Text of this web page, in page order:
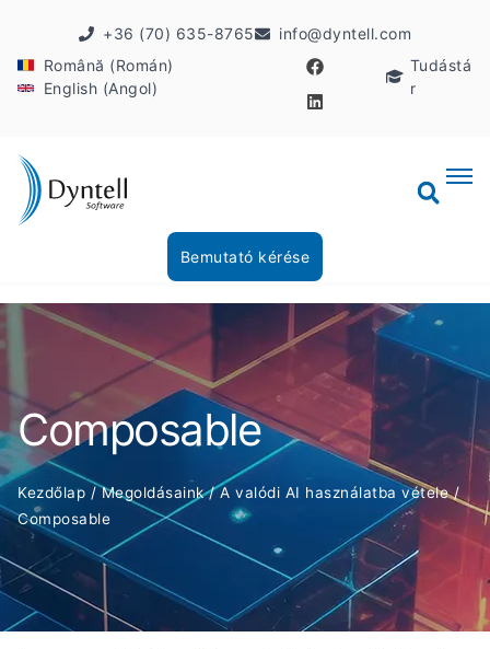
+36 (70) 635-8765
info@dyntell.com
Română (Román)
English (Angol)
Tudástá
r
Bemutató kérése
Composable
Kezdőlap /Megoldásaink/A valódi AI használatba vétele/
Composable